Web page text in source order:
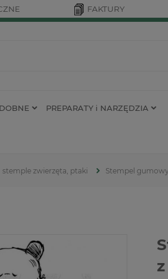
FAKTURY
PREPARATY i NARZĘDZIA
stemple zwierzęta, ptaki Stempel